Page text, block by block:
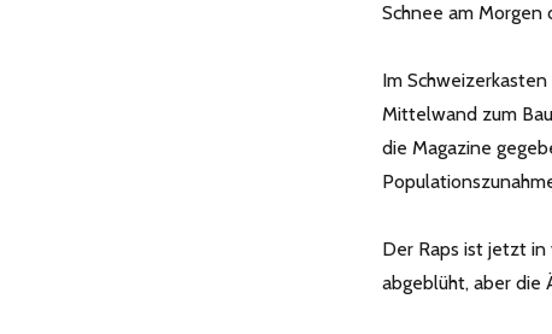
Schnee am Morgen
Im
Mittelwand zum
die Magazine
Der Raps ist jetzt
abgeblüht, aber die